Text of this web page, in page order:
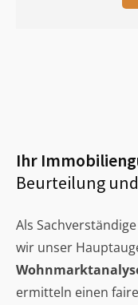
Ihr
Beurteilung
Als
wir unser
ermitteln einen